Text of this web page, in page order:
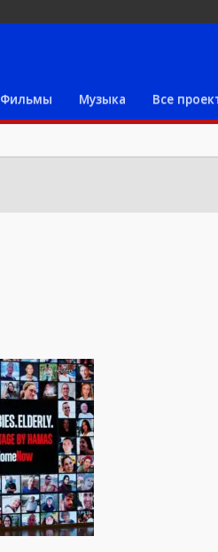
Фильмы Музыка Все